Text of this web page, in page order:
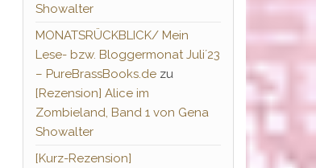
Showalter
MONATSRÜCKBLICK/ Mein
Lese- bzw. Bloggermonat Juli´23
– PureBrassBooks.dezu
[Rezension] Alice im
Zombieland, Band 1 von Gena
Showalter
[Kurz-Rezension]